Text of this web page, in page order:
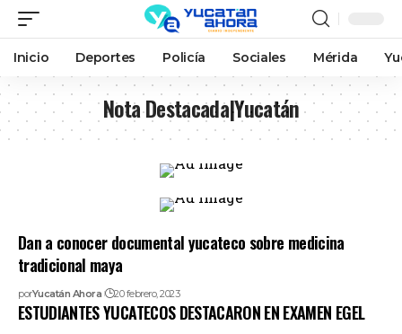
Inicio Deportes Policía Sociales Mérida
Nota Destacada|Yucatán
Dan a conocer documental yucateco sobre medicina
tradicional maya
porYucatán Ahora 20 febrero, 2023
ESTUDIANTES YUCATECOS DESTACARON EN EXAMEN EGEL